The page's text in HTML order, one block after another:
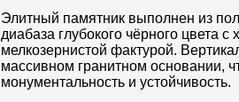
Элитный памятник выполнен из
диабаза глубокого чёрного цвета с
мелкозернистой фактурой.
массивном гранитном основании,
монументальность и устойчивость.